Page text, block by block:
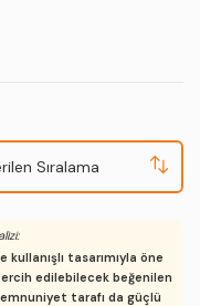
Sıralama
tasarımıyla öne
edilebilecek beğenilen
tarafı da güçlü